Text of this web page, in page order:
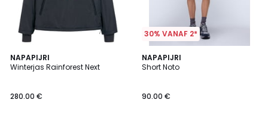
NAPAPIJRI
Winterjas Rainforest Next
280.00 €
4
/
2
Kleuren
30% VANAF 2*
NAPAPIJRI
Short Noto
90.00 €